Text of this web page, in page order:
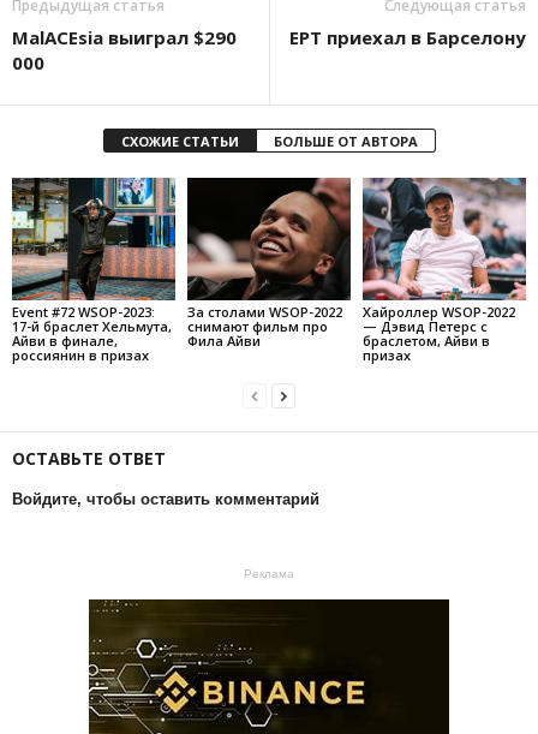
Предыдущая статья
MalACEsia выиграл $290
000
Следующая статья
EPT приехал в Барселону
СХОЖИЕ СТАТЬИ БОЛЬШЕ ОТ АВТОРА
Event #72 WSOP-2023:
17-й браслет Хельмута,
Айви в финале,
россиянин в призах
За столами WSOP-2022
снимают фильм про
Фила Айви
Хайроллер WSOP-2022
— Дэвид Петерс с
браслетом, Айви в
призах
ОСТАВЬТЕ ОТВЕТ
Войдите, чтобы оставить комментарий
Реклама